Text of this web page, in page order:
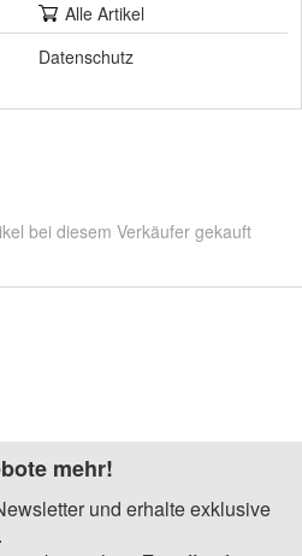
Alle Artikel
Datenschutz
bei diesem Verkäufer gekauft
mehr!
und erhalte exklusive